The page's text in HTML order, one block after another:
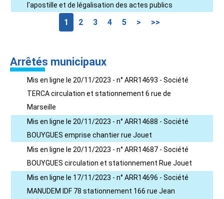
l'apostille et de légalisation des actes publics
1 2 3 4 5 > >>
Arrêtés municipaux
Mis en ligne le 20/11/2023 - n° ARR14693 - Société
TERCA circulation et stationnement 6 rue de
Marseille
Mis en ligne le 20/11/2023 - n° ARR14688 - Société
BOUYGUES emprise chantier rue Jouet
Mis en ligne le 20/11/2023 - n° ARR14687 - Société
BOUYGUES circulation et stationnement Rue Jouet
Mis en ligne le 17/11/2023 - n° ARR14696 - Société
MANUDEM IDF 78 stationnement 166 rue Jean